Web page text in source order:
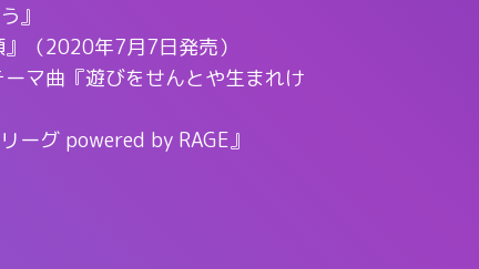
』
（2020年7月7日発売）
マ曲『遊びをせんとや生まれけ
ーグ powered by RAGE』